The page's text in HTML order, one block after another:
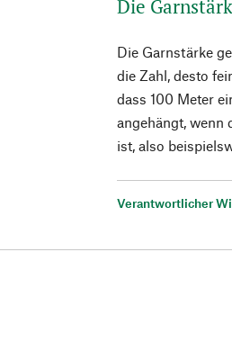
Die
Die Garnstärke
die Zahl, desto
dass 100 Meter
angehängt, wenn
ist, also
Verantwortlicher